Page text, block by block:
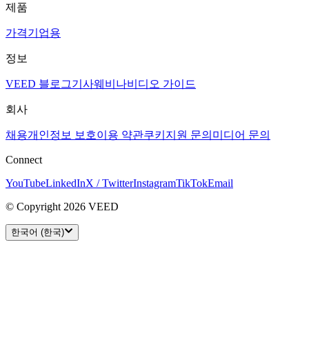
제품
가격기업용
정보
VEED 블로그기사웨비나비디오 가이드
회사
채용개인정보 보호이용 약관쿠키 지원 문의 미디어 문의
Connect
YouTubeLinkedInX / TwitterInstagramTikTokEmail
© Copyright 2026 VEED
한국어 (한국)